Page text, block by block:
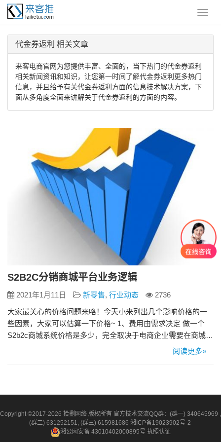
代金券返利 相关文章
来客电商官网为您提供丰富、全面的，当下热门的代金券返利
相关新闻资讯和知识，让您第一时间了解代金券返利更多热门
信息，并且给予有关代金券返利方面的信息技术解决方案，下
面从多角度全面来讲解关于代金券返利的方面的内容。
S2B2C分销商城平台业务逻辑
2021年1月11日 新零售, 行业动态
2736
大家最关心的价格问题来咯！今天小来列出几个影响价格的一
些因素，大家可以估算一下价格~ 1、费用由需求决定 做一个
S2b2c商城系统价格是多少，完全取决于电商企业需要在商城添
加的功能以及该行业客户对市场存在的需求，而不同服务水平
商…
阅读更多»
Copyright ©2017-2026 拾捌网络 版权所有 官方技术交流QQ群：(群一) 340645969 ,
(群二) 631252151, (群三) 615981686 湘ICP备19023902号-2
湘公网安备 43010402000895号 执照认证